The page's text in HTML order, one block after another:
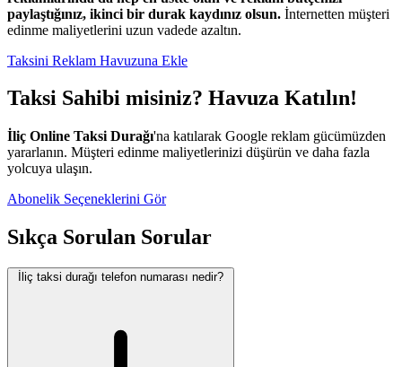
paylaştığınız, ikinci bir durak kaydınız olsun. İnternetten müşteri
edinme maliyetlerini uzun vadede azaltın.
Taksini Reklam Havuzuna Ekle
Taksi Sahibi misiniz? Havuza Katılın!
İliç Online Taksi Durağı'na katılarak Google reklam gücümüzden
yararlanın. Müşteri edinme maliyetlerinizi düşürün ve daha fazla
yolcuya ulaşın.
Abonelik Seçeneklerini Gör
Sıkça Sorulan Sorular
İliç taksi durağı telefon numarası nedir?